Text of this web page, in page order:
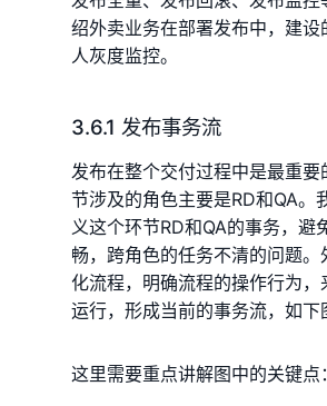
绍外卖业务在部署发布中，建
人灰度监控。
3.6.1 发布事务流
发布在整个交付过程中是最重
节涉及的角色主要是RD和QA。
义这个环节RD和QA的事务，避
畅，跨角色的任务不清的问题
化流程，明确流程的操作行为，
运行，形成当前的事务流，如下
这里需要重点讲解图中的关键点：